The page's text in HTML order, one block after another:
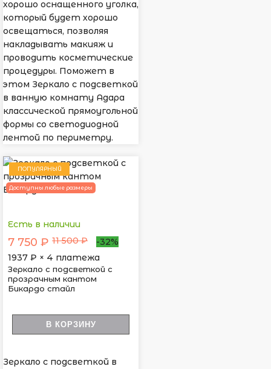
хорошо оснащенного уголка,
который будет хорошо
освещаться, позволяя
накладывать макияж и
проводить косметические
процедуры. Поможет в
этом Зеркало с подсветкой
в ванную комнату Адара
классической прямоугольной
формы со светодиодной
лентой по периметру.
ПОПУЛЯРНЫЙ
Доступны любые размеры
Есть в наличии
7 750 ₽ 11 500 ₽
-32%
1937 ₽ × 4 платежа
Зеркало с подсветкой с
прозрачным кантом
Бикардо стайл
В КОРЗИНУ
Зеркало с подсветкой в